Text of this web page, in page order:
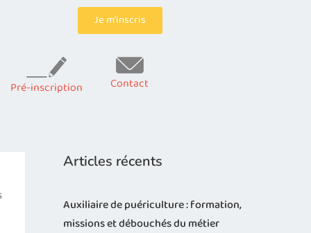
Je m’inscris
Pré-inscription Contact
Articles récents
Auxiliaire de puériculture : formation,
missions et débouchés du métier